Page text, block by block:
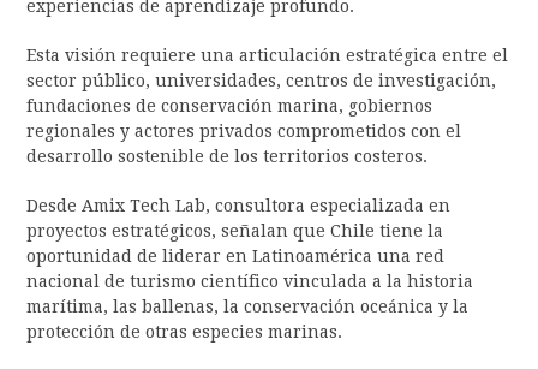
experiencias de aprendizaje profundo.
Esta visión requiere una articulación estratégica entre el
sector público, universidades, centros de investigación,
fundaciones de conservación marina, gobiernos
regionales y actores privados comprometidos con el
desarrollo sostenible de los territorios costeros.
Desde Amix Tech Lab, consultora especializada en
proyectos estratégicos, señalan que Chile tiene la
oportunidad de liderar en Latinoamérica una red
nacional de turismo científico vinculada a la historia
marítima, las ballenas, la conservación oceánica y la
protección de otras especies marinas.